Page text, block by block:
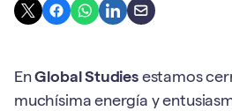
EnGlobal Studiesestamos
muchísima energía y